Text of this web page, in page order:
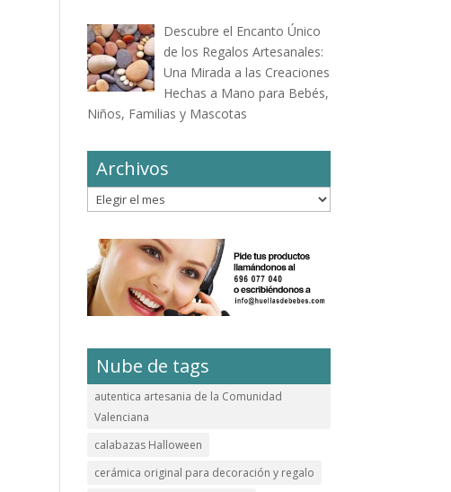
Descubre el Encanto Único
de los Regalos Artesanales:
Una Mirada a las Creaciones
Hechas a Mano para Bebés,
Niños, Familias y Mascotas
Archivos
Archivos
Nube de tags
autentica artesania de la Comunidad
Valenciana
calabazas Halloween
cerámica original para decoración y regalo